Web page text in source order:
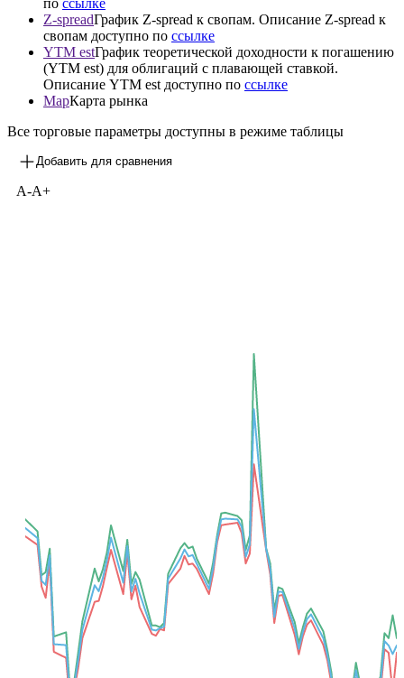
Z-spreadГрафик Z-spread к свопам. Описание Z-spread к
свопам доступно по ссылке
YTM estГрафик теоретической доходности к погашению
(YTM est) для облигаций с плавающей ставкой.
Описание YTM est доступно по ссылке
MapКарта рынка
Все торговые параметры доступны в режиме таблицы
Добавить для сравнения